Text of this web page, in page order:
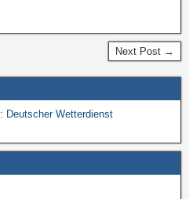
Next Post →